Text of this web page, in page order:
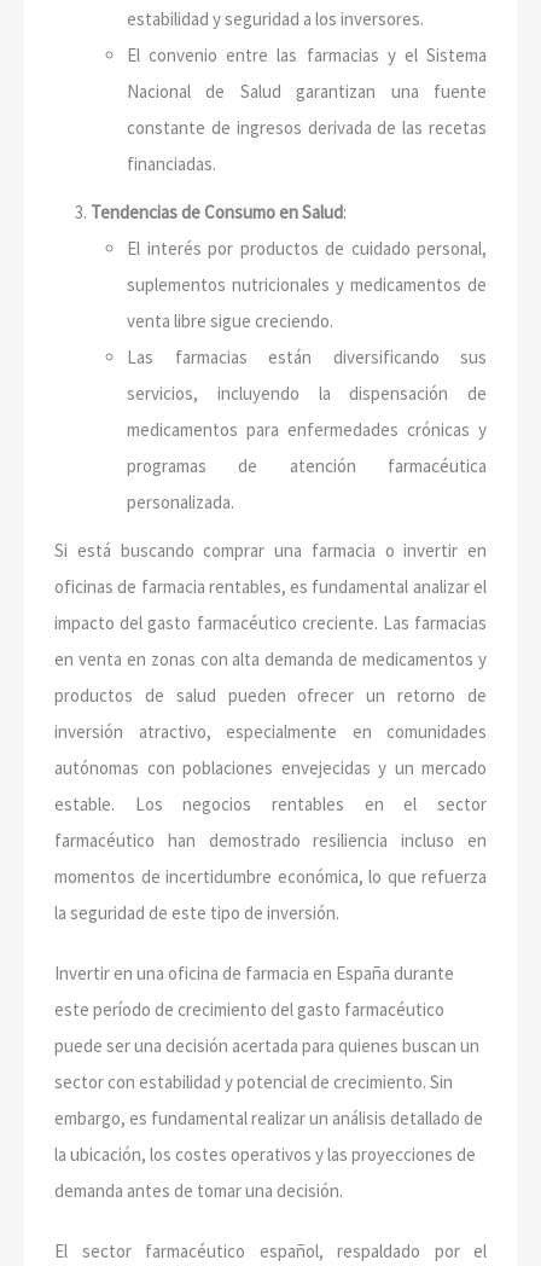
estabilidad y seguridad a los inversores.
El convenio entre las farmacias y el Sistema
Nacional de Salud garantizan una fuente
constante de ingresos derivada de las recetas
financiadas.
Tendencias de Consumo en Salud:
El interés por productos de cuidado personal,
suplementos nutricionales y medicamentos de
venta libre sigue creciendo.
Las farmacias están diversificando sus
servicios, incluyendo la dispensación de
medicamentos para enfermedades crónicas y
programas de atención farmacéutica
personalizada.
Si está buscando comprar una farmacia o invertir en
oficinas de farmacia rentables, es fundamental analizar el
impacto del gasto farmacéutico creciente. Las farmacias
en venta en zonas con alta demanda de medicamentos y
productos de salud pueden ofrecer un retorno de
inversión atractivo, especialmente en comunidades
autónomas con poblaciones envejecidas y un mercado
estable. Los negocios rentables en el sector
farmacéutico han demostrado resiliencia incluso en
momentos de incertidumbre económica, lo que refuerza
la seguridad de este tipo de inversión.
Invertir en una oficina de farmacia en España durante
este período de crecimiento del gasto farmacéutico
puede ser una decisión acertada para quienes buscan un
sector con estabilidad y potencial de crecimiento. Sin
embargo, es fundamental realizar un análisis detallado de
la ubicación, los costes operativos y las proyecciones de
demanda antes de tomar una decisión.
El sector farmacéutico español, respaldado por el